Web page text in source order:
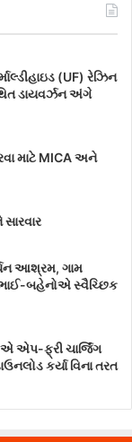
(UF) રેઝિન
ડાયવર્ઝન અંગે
માટે MICA અને
આશ્રમ, ગામ
ભાઈ-બહેનોએ સ્વૈચ્છિક
એ એપ-ફ્રી ચાર્જિંગ
કર્યા વિના તરત